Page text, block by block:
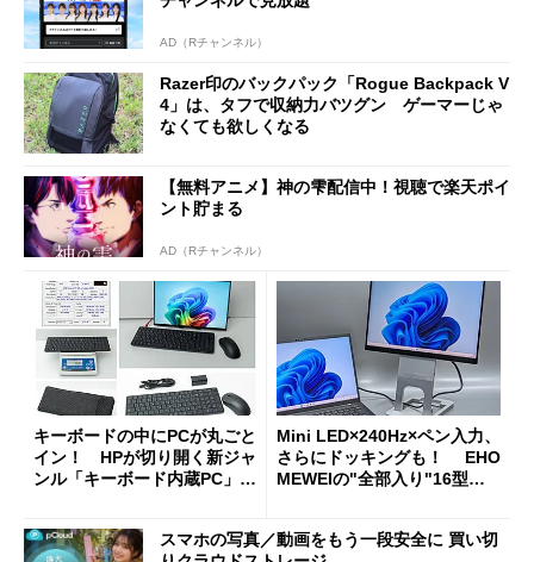
AD（Rチャンネル）
Razer印のバックパック「Rogue Backpack V
4」は、タフで収納力バツグン ゲーマーじゃ
なくても欲しくなる
【無料アニメ】神の雫配信中！視聴で楽天ポイ
ント貯まる
AD（Rチャンネル）
キーボードの中にPCが丸ごと
イン！ HPが切り開く新ジャ
ンル「キーボード内蔵PC」の
Mini LED×240Hz×ペン入力、
さらにドッキングも！ EHO
MEWEIの"全部入り"16型モ
スマホの写真／動画をもう一段安全に 買い切